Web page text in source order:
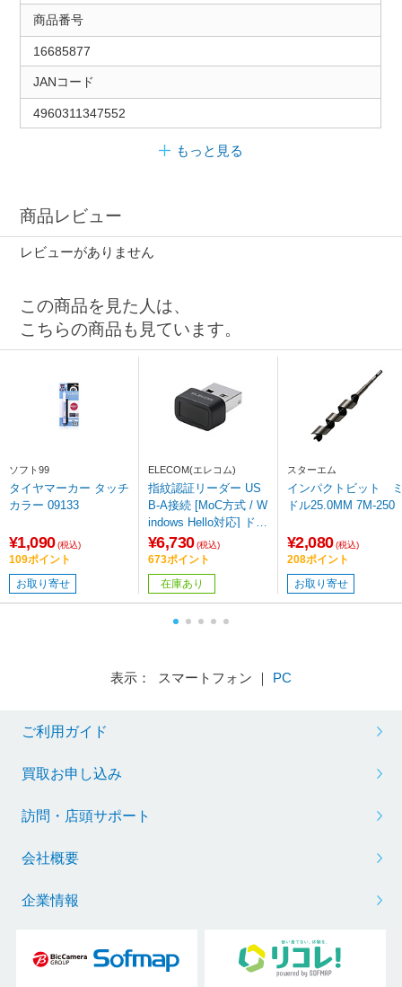
商品番号
16685877
JANコード
4960311347552
もっと見る
商品レビュー
レビューがありません
この商品を見た人は、
こちらの商品も見ています。
ソフト99
タイヤマーカー タッチ
カラー 09133
¥1,090 (税込)
109ポイント
お取り寄せ
ELECOM(エレコム)
指紋認証リーダー US
B-A接続 [MoC方式 / W
indows Hello対応] ドン
グルタイプ (Windows1
1対応) ブラック CR-FI
01UBK
¥6,730 (税込)
673ポイント
在庫あり
スターエム
インパクトビット
ドル25.0MM 7M-250
¥2,080 (税込)
208ポイント
お取り寄せ
表示： スマートフォン ｜ PC
ご利用ガイド
買取お申し込み
訪問・店頭サポート
会社概要
企業情報